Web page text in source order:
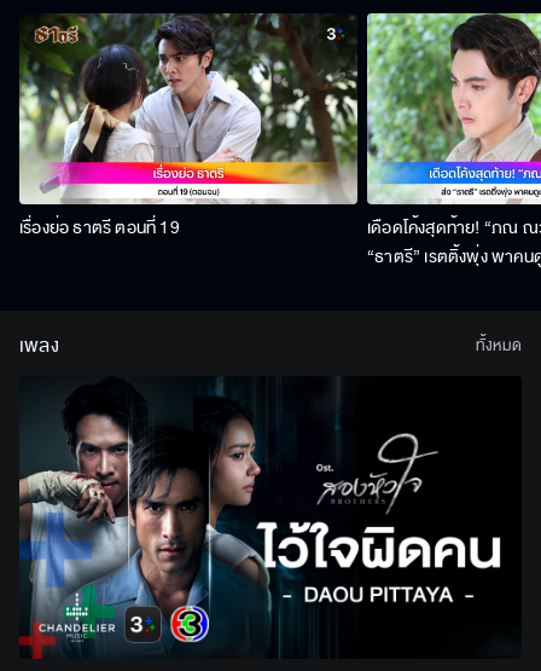
เรื่องย่อ ธาตรี ตอนที่ 19
เดือดโค้งสุดท้าย! “ภณ
“ธาตรี” เรตติ้งพุ่ง พาค
เพลง ทั้งหมด